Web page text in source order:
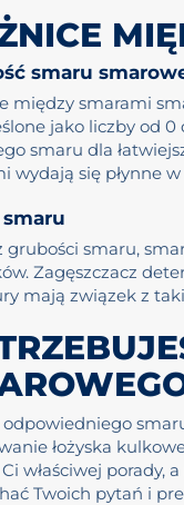
smaru
między smarami
jako liczby od
smaru dla
wydają się płynne
smaru
grubości smaru,
Zagęszczacz
mają związek z
łożyska
właściwej porady,
Twoich pytań i